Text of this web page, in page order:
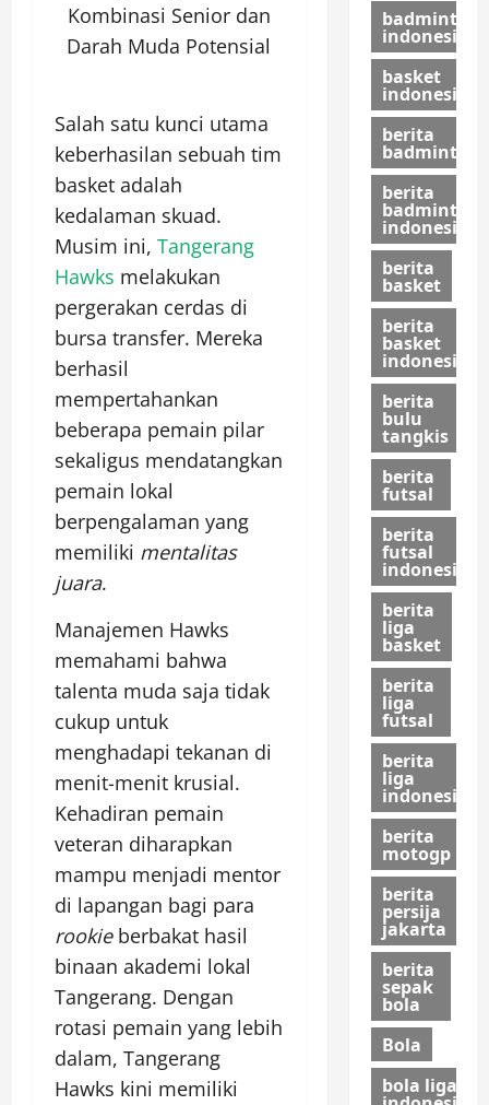
Kombinasi Senior dan
Darah Muda Potensial
Salah satu kunci utama
keberhasilan sebuah tim
basket adalah
kedalaman skuad.
Musim ini, Tangerang
Hawks melakukan
pergerakan cerdas di
bursa transfer. Mereka
berhasil
mempertahankan
beberapa pemain pilar
sekaligus mendatangkan
pemain lokal
berpengalaman yang
memiliki mentalitas
juara.
Manajemen Hawks
memahami bahwa
talenta muda saja tidak
cukup untuk
menghadapi tekanan di
menit-menit krusial.
Kehadiran pemain
veteran diharapkan
mampu menjadi mentor
di lapangan bagi para
rookieberbakat hasil
binaan akademi lokal
Tangerang. Dengan
rotasi pemain yang lebih
dalam, Tangerang
Hawks kini memiliki
badminton
indonesia
basket
indonesia
berita
badminton
berita
badminton
indonesia
berita
basket
berita
basket
indonesia
berita
bulu
tangkis
berita
futsal
berita
futsal
indonesia
berita
liga
basket
berita
liga
futsal
berita
liga
indonesia
berita
motogp
berita
persija
jakarta
berita
sepak
bola
Bola
bola liga